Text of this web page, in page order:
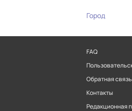
Город
FAQ
Обратная связь
Контакты
Редакционная